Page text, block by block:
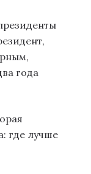
года
где лучше